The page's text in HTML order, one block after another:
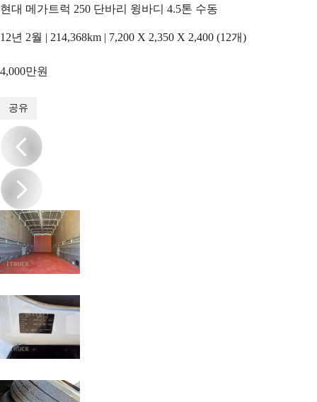
현대 메가트럭 250 단바리 윙바디 4.5톤 수동
12년 2월 | 214,368km | 7,200 X 2,350 X 2,400 (12개)
4,000만원
공유
/12